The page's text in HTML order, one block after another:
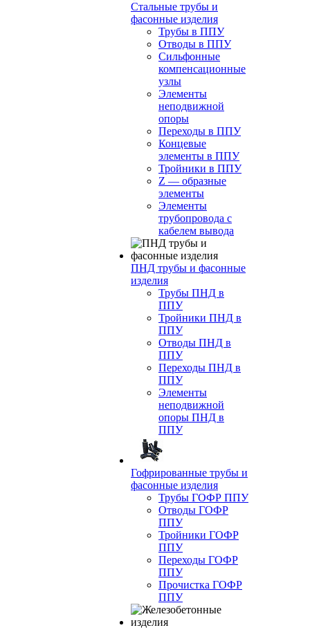
Стальные трубы и
фасонные изделия
Трубы в ППУ
Отводы в ППУ
Сильфонные
компенсационные
узлы
Элементы
неподвижной
опоры
Переходы в ППУ
Концевые
элементы в ППУ
Тройники в ППУ
Z — образные
элементы
Элементы
трубопровода с
кабелем вывода
ПНД трубы и фасонные
изделия
Трубы ПНД в
ППУ
Тройники ПНД в
ППУ
Отводы ПНД в
ППУ
Переходы ПНД в
ППУ
Элементы
неподвижной
опоры ПНД в
ППУ
Гофрированные трубы и
фасонные изделия
Трубы ГОФР ППУ
Отводы ГОФР
ППУ
Тройники ГОФР
ППУ
Переходы ГОФР
ППУ
Прочистка ГОФР
ППУ